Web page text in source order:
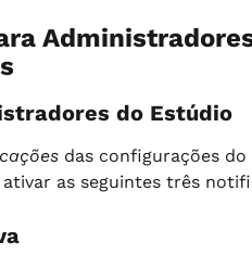
do Estúdio
das configurações
as seguintes três